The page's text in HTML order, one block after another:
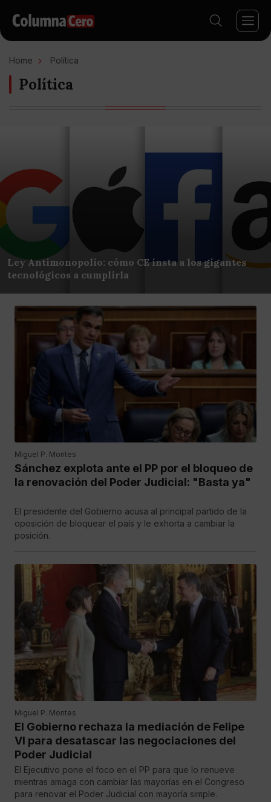
Home Política
Política
Ley Antimonopolio: cómo CE insta a los gigantes
tecnológicos a cumplirla
Miguel P. Montes
Sánchez explota ante el PP por el bloqueo de
la renovación del Poder Judicial: "Basta ya"
El presidente del Gobierno acusa al principal partido de la
oposición de bloquear el país y le exhorta a cambiar la
posición.
Miguel P. Montes
El Gobierno rechaza la mediación de Felipe
VI para desatascar las negociaciones del
Poder Judicial
El Ejecutivo pone el foco en el PP para que lo renueve
mientras amaga con cambiar las mayorías en el Congreso
para renovar el Poder Judicial con mayoría simple.